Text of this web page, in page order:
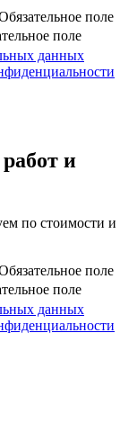
поле
поле
данных
и
по стоимости и
поле
поле
данных